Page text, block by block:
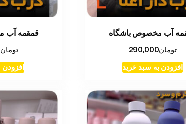
آب مخصوص باشگاه
تومان290,000
افزودن به سبد خرید
قمقمه
تومان
افزودن